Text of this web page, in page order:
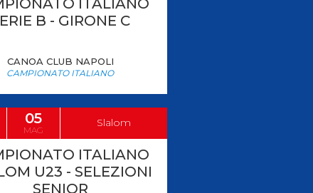
On Line Tesseramento
Federazione Trasparente
B - GIRONE C
CANOA CLUB NAPOLI
CAMPIONATO ITALIANO
05
MAG
Slalom
ITALIANO
U23 - SELEZIONI
SENIOR